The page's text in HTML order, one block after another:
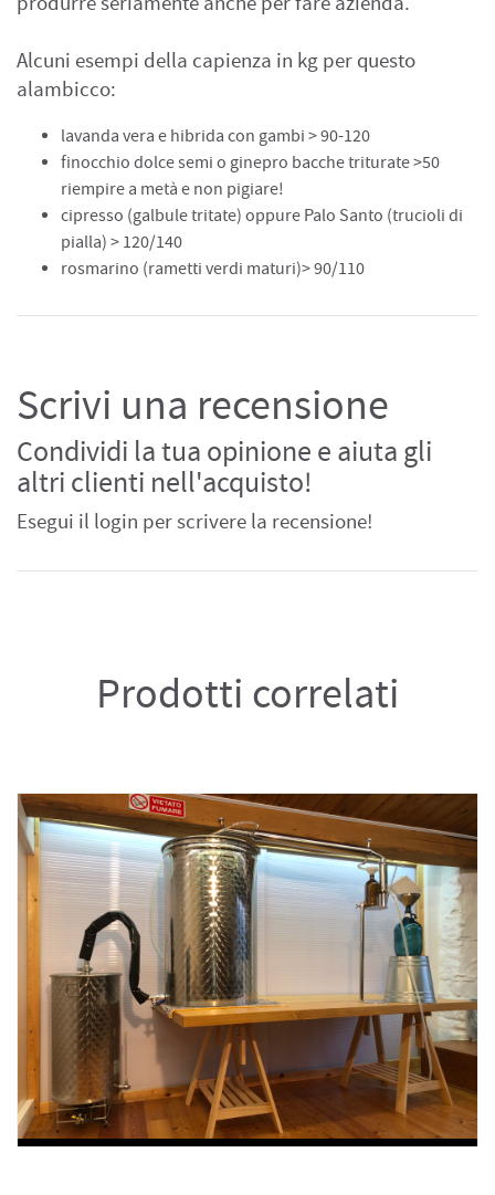
Alcuni esempi della capienza in kg per questo
alambicco:
lavanda vera e hibrida con gambi > 90-120
finocchio dolce semi o ginepro bacche triturate >50
riempire a metà e non pigiare!
cipresso (galbule tritate) oppure Palo Santo (trucioli di
pialla) > 120/140
rosmarino (rametti verdi maturi)> 90/110
Scrivi una recensione
Condividi la tua opinione e aiuta gli
altri clienti nell'acquisto!
Esegui il login per scrivere la recensione!
Prodotti correlati